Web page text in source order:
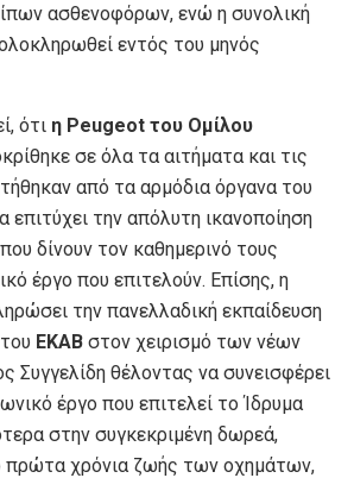
ασθενοφόρων, ενώ η συνολική
εντός του μηνός
ότι η Peugeot του Ομίλου
σε όλα τα αιτήματα και τις
από τα αρμόδια όργανα του
την απόλυτη ικανοποίηση
δίνουν τον καθημερινό τους
έργο που επιτελούν. Επίσης, η
την πανελλαδική εκπαίδευση
ΕΚΑΒ στον χειρισμό των νέων
Συγγελίδη θέλοντας να συνεισφέρει
έργο που επιτελεί το Ίδρυμα
στην συγκεκριμένη δωρεά,
πρώτα χρόνια ζωής των οχημάτων,